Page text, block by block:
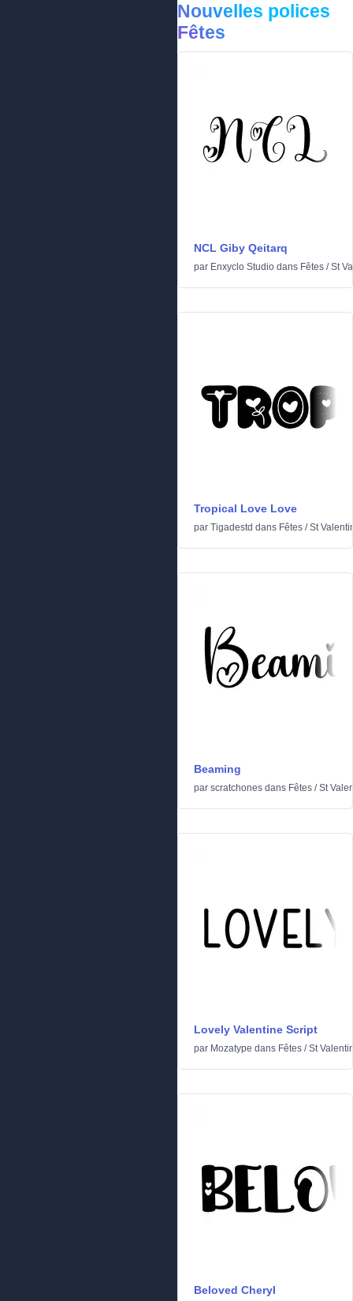
Nouvelles polices
Fêtes
NCL Giby Qeitarq
par Enxyclo Studio dans Fêtes /St
Tropical Love Love
par Tigadestd dans Fêtes /St
Beaming
par scratchones dans Fêtes /St
Lovely Valentine Script
par Mozatype dans Fêtes /St
Beloved Cheryl